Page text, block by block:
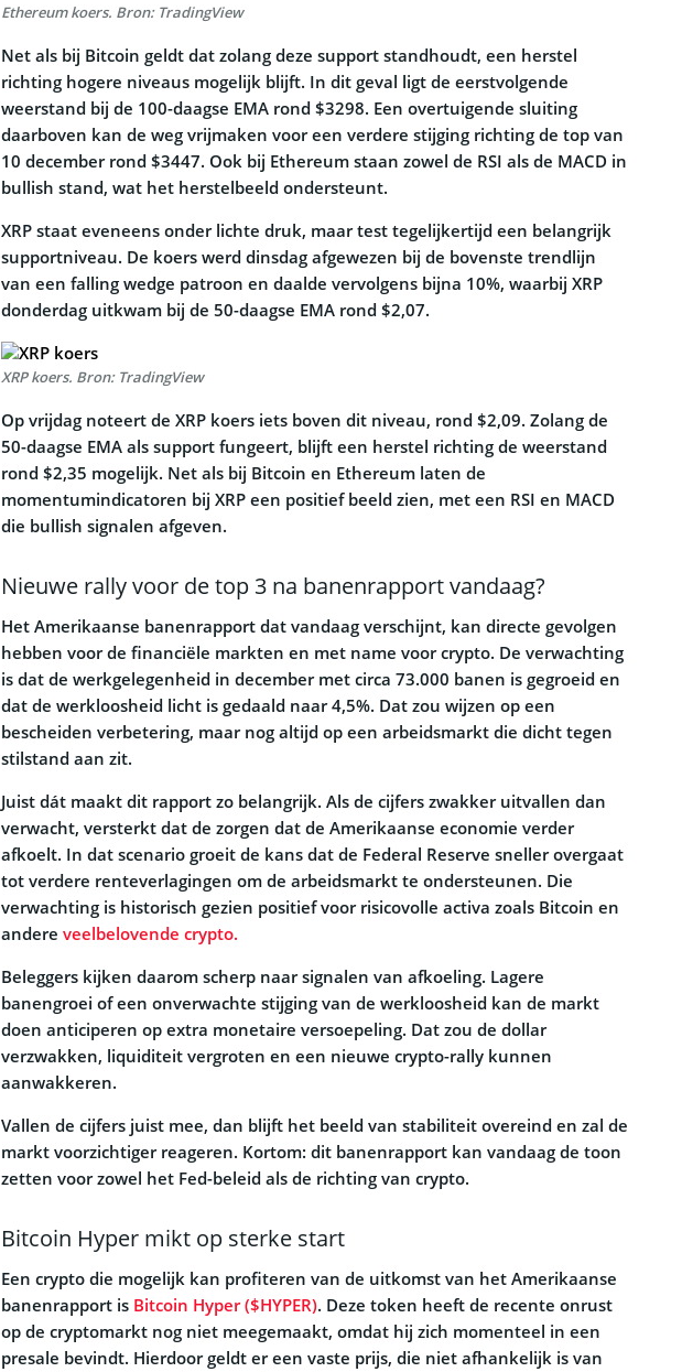
Ethereum koers. Bron: TradingView
Net als bij Bitcoin geldt dat zolang deze support standhoudt, een herstel
richting hogere niveaus mogelijk blijft. In dit geval ligt de eerstvolgende
weerstand bij de 100-daagse EMA rond $3298. Een overtuigende sluiting
daarboven kan de weg vrijmaken voor een verdere stijging richting de top van
10 december rond $3447. Ook bij Ethereum staan zowel de RSI als de MACD in
bullish stand, wat het herstelbeeld ondersteunt.
XRP staat eveneens onder lichte druk, maar test tegelijkertijd een belangrijk
supportniveau. De koers werd dinsdag afgewezen bij de bovenste trendlijn
van een falling wedge patroon en daalde vervolgens bijna 10%, waarbij XRP
donderdag uitkwam bij de 50-daagse EMA rond $2,07.
XRP koers. Bron: TradingView
Op vrijdag noteert de XRP koers iets boven dit niveau, rond $2,09. Zolang de
50-daagse EMA als support fungeert, blijft een herstel richting de weerstand
rond $2,35 mogelijk. Net als bij Bitcoin en Ethereum laten de
momentumindicatoren bij XRP een positief beeld zien, met een RSI en MACD
die bullish signalen afgeven.
Nieuwe rally voor de top 3 na banenrapport vandaag?
Het Amerikaanse banenrapport dat vandaag verschijnt, kan directe gevolgen
hebben voor de financiële markten en met name voor crypto. De verwachting
is dat de werkgelegenheid in december met circa 73.000 banen is gegroeid en
dat de werkloosheid licht is gedaald naar 4,5%. Dat zou wijzen op een
bescheiden verbetering, maar nog altijd op een arbeidsmarkt die dicht tegen
stilstand aan zit.
Juist dát maakt dit rapport zo belangrijk. Als de cijfers zwakker uitvallen dan
verwacht, versterkt dat de zorgen dat de Amerikaanse economie verder
afkoelt. In dat scenario groeit de kans dat de Federal Reserve sneller overgaat
tot verdere renteverlagingen om de arbeidsmarkt te ondersteunen. Die
verwachting is historisch gezien positief voor risicovolle activa zoals Bitcoin en
andere veelbelovende crypto.
Beleggers kijken daarom scherp naar signalen van afkoeling. Lagere
banengroei of een onverwachte stijging van de werkloosheid kan de markt
doen anticiperen op extra monetaire versoepeling. Dat zou de dollar
verzwakken, liquiditeit vergroten en een nieuwe crypto-rally kunnen
aanwakkeren.
Vallen de cijfers juist mee, dan blijft het beeld van stabiliteit overeind en zal de
markt voorzichtiger reageren. Kortom: dit banenrapport kan vandaag de toon
zetten voor zowel het Fed-beleid als de richting van crypto.
Bitcoin Hyper mikt op sterke start
Een crypto die mogelijk kan profiteren van de uitkomst van het Amerikaanse
banenrapport is Bitcoin Hyper ($HYPER). Deze token heeft de recente onrust
op de cryptomarkt nog niet meegemaakt, omdat hij zich momenteel in een
presale bevindt. Hierdoor geldt er een vaste prijs, die niet afhankelijk is van